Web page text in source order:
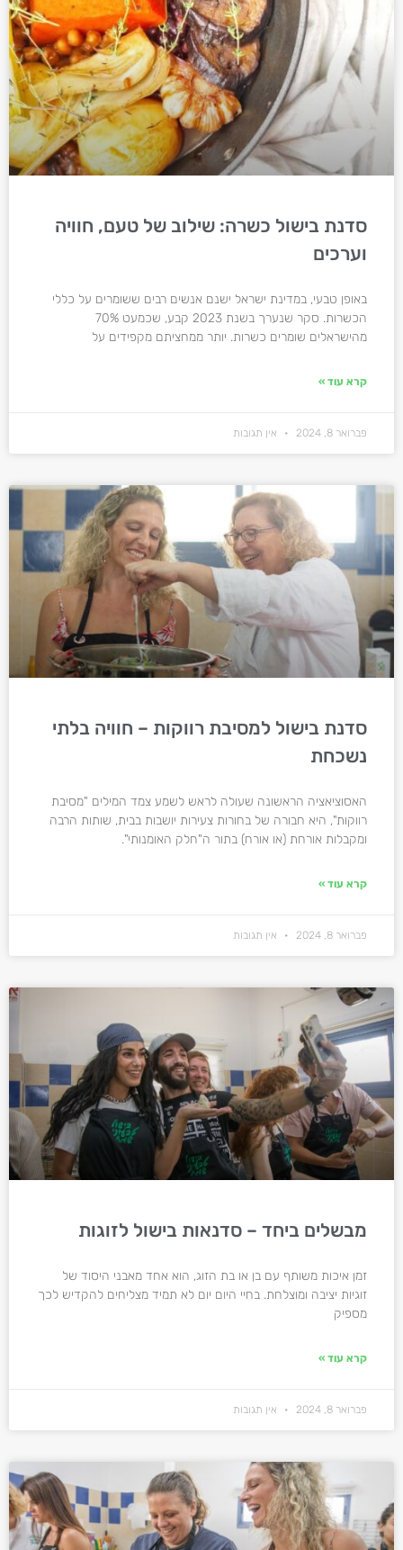
סדנת בישול כשרה: שילוב של טעם, חוויה
וערכים
באופן טבעי, במדינת ישראל ישנם אנשים רבים ששומרים על כללי
הכשרות. סקר שנערך בשנת 2023 קבע, שכמעט 70%
מהישראלים שומרים כשרות. יותר ממחציתם מקפידים על
קרא עוד »
פברואר 8, 2024 אין תגובות
סדנת בישול למסיבת רווקות – חוויה בלתי
נשכחת
האסוציאציה הראשונה שעולה לראש לשמע צמד המילים "מסיבת
רווקות", היא חבורה של בחורות צעירות יושבות בבית, שותות הרבה
ומקבלות אורחת (או אורח) בתור ה"חלק האומנותי".
קרא עוד »
פברואר 8, 2024 אין תגובות
מבשלים ביחד – סדנאות בישול לזוגות
זמן איכות משותף עם בן או בת הזוג, הוא אחד מאבני היסוד של
זוגיות יציבה ומוצלחת. בחיי היום יום לא תמיד מצליחים להקדיש לכך
מספיק
קרא עוד »
פברואר 8, 2024 אין תגובות